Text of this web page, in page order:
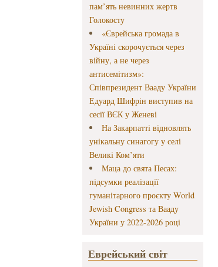
пам’ять невинних жертв
Голокосту
«Єврейська громада в
Україні скорочується через
війну, а не через
антисемітизм»:
Співпрезидент Вааду України
Едуард Шифрін виступив на
сесії ВЄК у Женеві
На Закарпатті відновлять
унікальну синагогу у селі
Великі Ком’яти
Маца до свята Песах:
підсумки реалізації
гуманітарного проєкту World
Jewish Congress та Вааду
України у 2022-2026 році
Еврейський світ